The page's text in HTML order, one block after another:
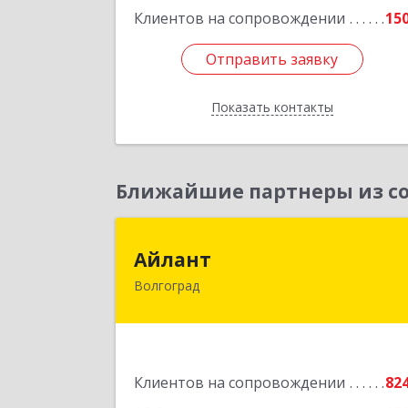
Клиентов на сопровождении
Отправить заявку
Показать контакты
Отправить заявку
Назад
Ближайшие партнеры из
Айлант
Волгоград
Клиентов на сопровождении
400001, Волгоградская обл, Волгоград